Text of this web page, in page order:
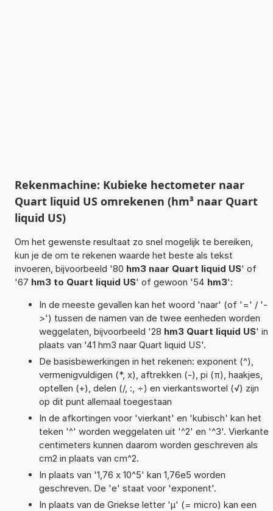
Rekenmachine: Kubieke hectometer naar
Quart liquid US omrekenen (hm³ naar Quart
liquid US)
Om het gewenste resultaat zo snel mogelijk te bereiken,
kun je de om te rekenen waarde het beste als tekst
invoeren, bijvoorbeeld '80 hm3 naar Quart liquid US' of
'67 hm3 to Quart liquid US' of gewoon '54 hm3':
In de meeste gevallen kan het woord 'naar' (of '=' / '-
>') tussen de namen van de twee eenheden worden
weggelaten, bijvoorbeeld '28 hm3 Quart liquid US' in
plaats van '41 hm3 naar Quart liquid US'.
De basisbewerkingen in het rekenen: exponent (^),
vermenigvuldigen (*, x), aftrekken (-), pi (π), haakjes,
optellen (+), delen (/, :, ÷) en vierkantswortel (√) zijn
op dit punt allemaal toegestaan
In de afkortingen voor 'vierkant' en 'kubisch' kan het
teken '^' worden weggelaten uit '^2' en '^3'. Vierkante
centimeters kunnen daarom worden geschreven als
cm2 in plaats van cm^2.
In plaats van '1,76 x 10^5' kan 1,76e5 worden
geschreven. De 'e' staat voor 'exponent'.
In plaats van de Griekse letter 'µ' (= micro) kan een